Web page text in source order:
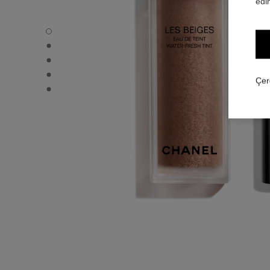
LES BEIGES WATER-FRESH TINT - Varsayılan görünüm
LES BEIGES WATER-FRESH TINT - Alternatif görünüm 1
LES BEIGES WATER-FRESH TINT - Temel doku
LES BEIGES WATER-FRESH TINT -
LES BEIGES WATER-FRESH TINT -